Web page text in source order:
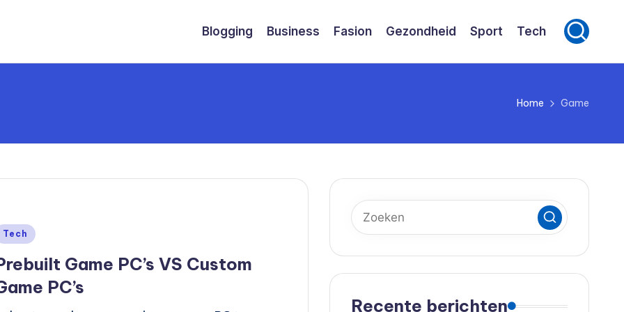
Blogging Business Fasion Gezondheid Sport Tech
Home Game
Tech
Game PC’s VS Custom
PC’s
Recente berichten